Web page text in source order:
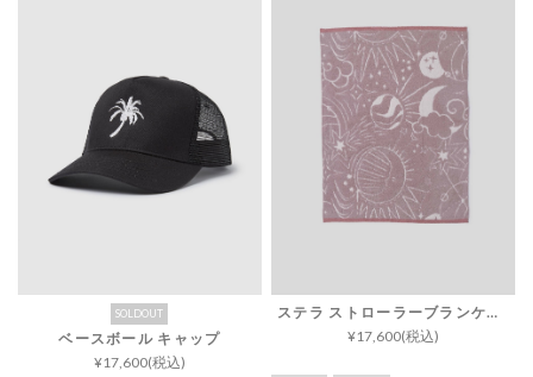
SOLDOUT
ベースボール キャップ
¥17,600(税込)
ステラ ストローラーブランケット コージーシック
¥17,600(税込)